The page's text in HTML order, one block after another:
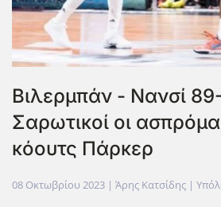
Βιλερμπάν - Νανσί
Σαρωτικοί οι
κόουτς Πάρκερ
08 Οκτωβρίου 2023 | Άρης Κατσίδης |